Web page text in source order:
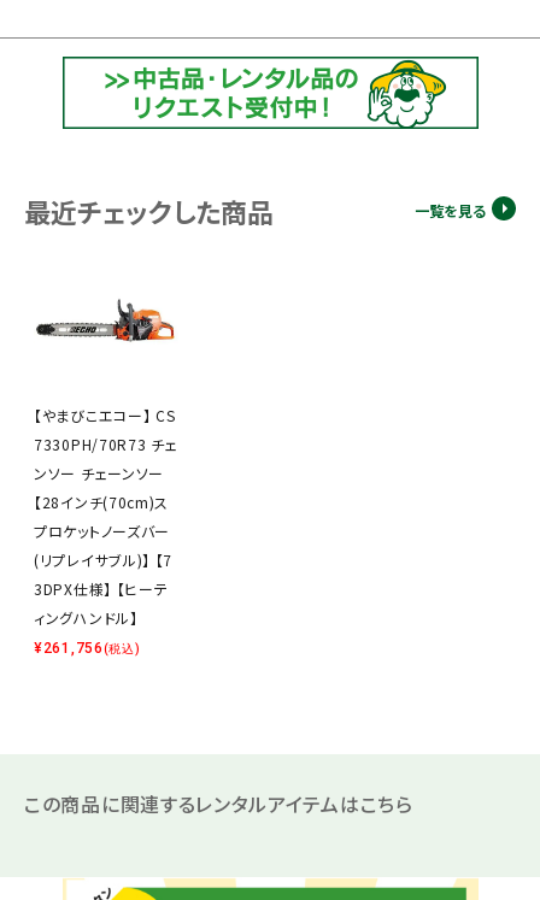
最近チェックした商品 一覧を見る
【やまびこエコー】 CS
7330PH/70R73 チェ
ンソー チェーンソー
【28インチ(70cm)ス
プロケットノーズバー
(リプレイサブル)】 【7
3DPX仕様】 【ヒーテ
ィングハンドル】
¥261,756(税込)
この商品に関連するレンタルアイテムはこちら